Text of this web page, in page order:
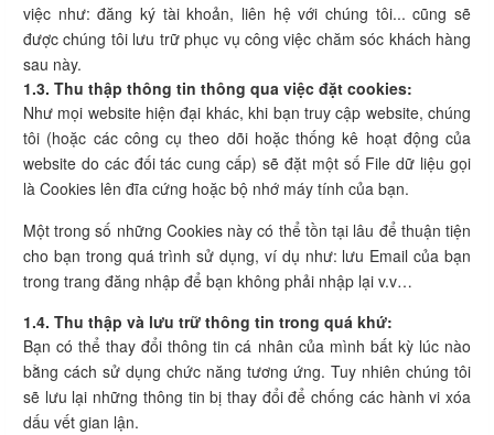
việc như: đăng ký tài khoản, liên hệ với chúng tôi... cũng sẽ
được chúng tôi lưu trữ phục vụ công việc chăm sóc khách hàng
sau này.
1.3. Thu thập thông tin thông qua việc đặt cookies:
Như mọi website hiện đại khác, khi bạn truy cập website, chúng
tôi (hoặc các công cụ theo dõi hoặc thống kê hoạt động của
website do các đối tác cung cấp) sẽ đặt một số File dữ liệu gọi
là Cookies lên đĩa cứng hoặc bộ nhớ máy tính của bạn.
Một trong số những Cookies này có thể tồn tại lâu để thuận tiện
cho bạn trong quá trình sử dụng, ví dụ như: lưu Email của bạn
trong trang đăng nhập để bạn không phải nhập lại v.v…
1.4. Thu thập và lưu trữ thông tin trong quá khứ:
Bạn có thể thay đổi thông tin cá nhân của mình bất kỳ lúc nào
bằng cách sử dụng chức năng tương ứng. Tuy nhiên chúng tôi
sẽ lưu lại những thông tin bị thay đổi để chống các hành vi xóa
dấu vết gian lận.